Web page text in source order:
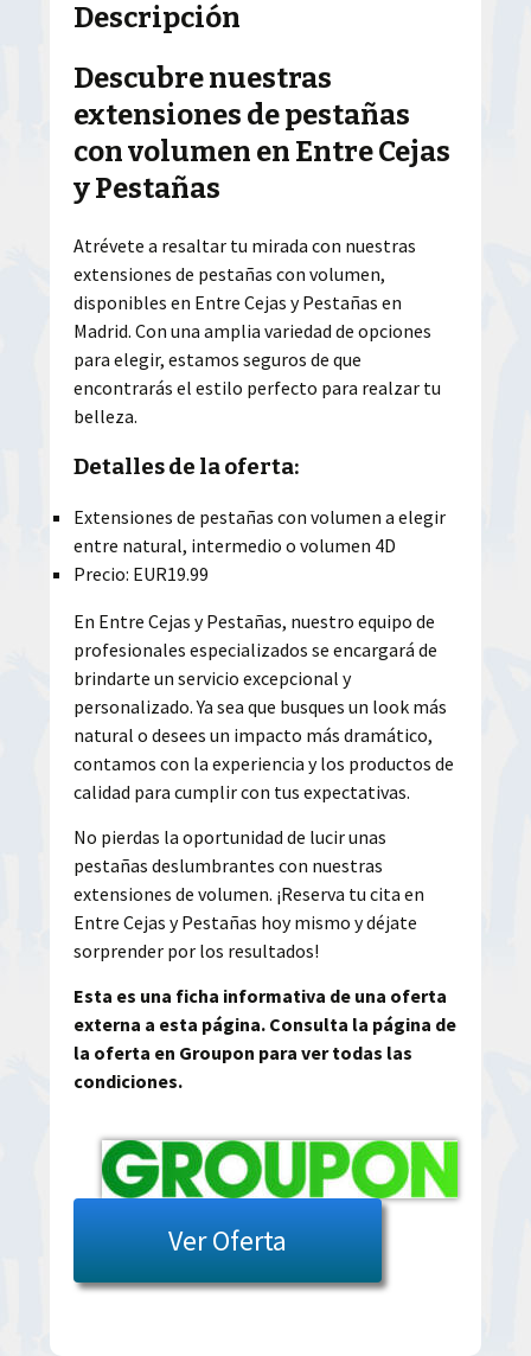
Descripción
Descubre nuestras
extensiones de pestañas
con volumen en Entre Cejas
y Pestañas
Atrévete a resaltar tu mirada con nuestras
extensiones de pestañas con volumen,
disponibles en Entre Cejas y Pestañas en
Madrid. Con una amplia variedad de opciones
para elegir, estamos seguros de que
encontrarás el estilo perfecto para realzar tu
belleza.
Detalles de la oferta:
Extensiones de pestañas con volumen a elegir
entre natural, intermedio o volumen 4D
Precio: EUR19.99
En Entre Cejas y Pestañas, nuestro equipo de
profesionales especializados se encargará de
brindarte un servicio excepcional y
personalizado. Ya sea que busques un look más
natural o desees un impacto más dramático,
contamos con la experiencia y los productos de
calidad para cumplir con tus expectativas.
No pierdas la oportunidad de lucir unas
pestañas deslumbrantes con nuestras
extensiones de volumen. ¡Reserva tu cita en
Entre Cejas y Pestañas hoy mismo y déjate
sorprender por los resultados!
Esta es una ficha informativa de una oferta
externa a esta página. Consulta la página de
la oferta en Groupon para ver todas las
condiciones.
Ver Oferta